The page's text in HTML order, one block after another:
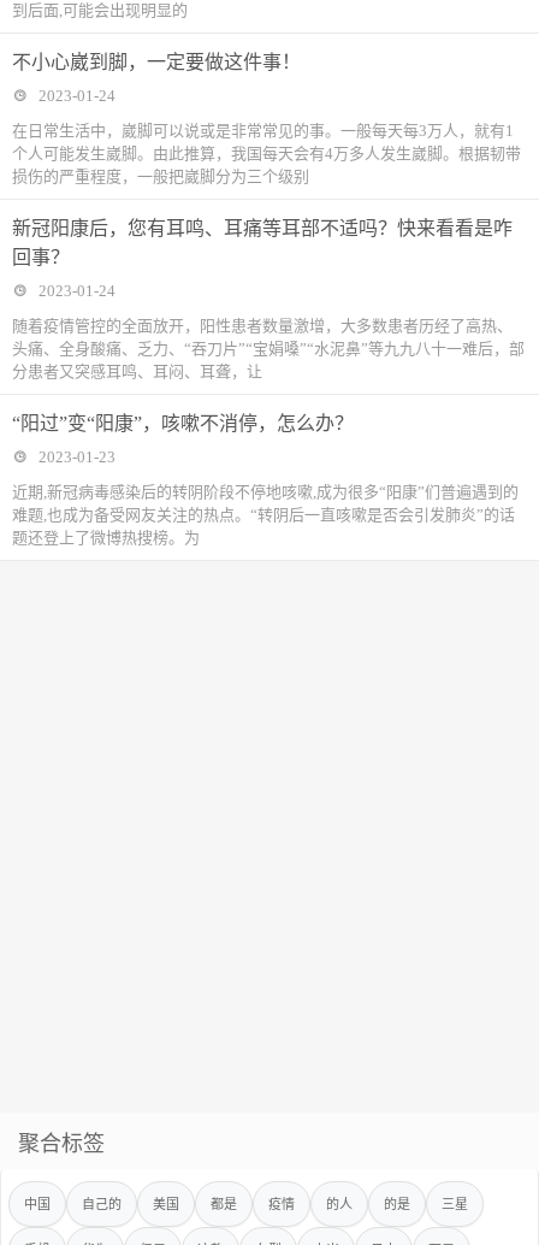
到后面,可能会出现明显的
不小心崴到脚，一定要做这件事！
2023-01-24
在日常生活中，崴脚可以说或是非常常见的事。一般每天每3万人，就有1
个人可能发生崴脚。由此推算，我国每天会有4万多人发生崴脚。根据韧带
损伤的严重程度，一般把崴脚分为三个级别
新冠阳康后，您有耳鸣、耳痛等耳部不适吗？快来看看是咋
回事？
2023-01-24
随着疫情管控的全面放开，阳性患者数量激增，大多数患者历经了高热、
头痛、全身酸痛、乏力、“吞刀片”“宝娟嗓”“水泥鼻”等九九八十一难后，部
分患者又突感耳鸣、耳闷、耳聋，让
“阳过”变“阳康”，咳嗽不消停，怎么办？
2023-01-23
近期,新冠病毒感染后的转阴阶段不停地咳嗽,成为很多“阳康”们普遍遇到的
难题,也成为备受网友关注的热点。“转阴后一直咳嗽是否会引发肺炎”的话
题还登上了微博热搜榜。为
聚合标签
中国 自己的 美国 都是 疫情 的人 的是 三星